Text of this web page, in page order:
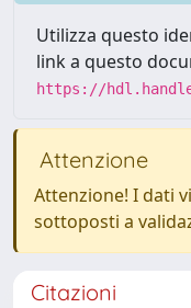
Utilizza questo
link a questo
https://
Attenzione
Attenzione! I dati
sottoposti a
Citazioni